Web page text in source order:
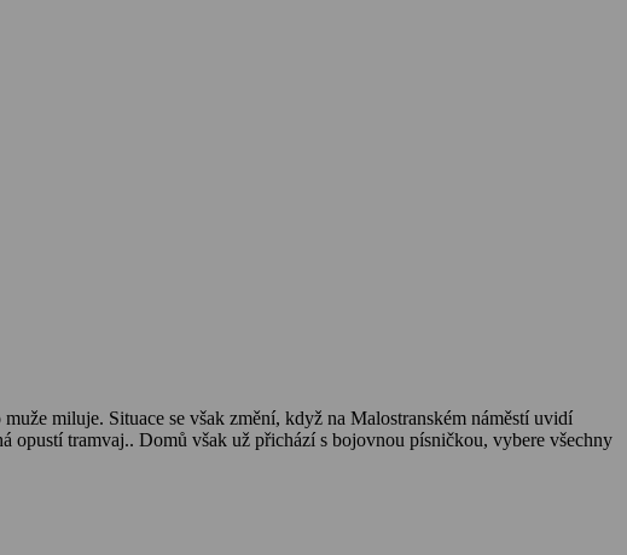
miluje. Situace se však změní, když na Malostranském náměstí uvidí
opustí tramvaj.. Domů však už přichází s bojovnou písničkou, vybere všechny